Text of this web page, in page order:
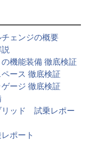
ェンジの概要
機能装備 徹底検証
ース 徹底検証
ージ 徹底検証
リッド 試乗レポー
ポート